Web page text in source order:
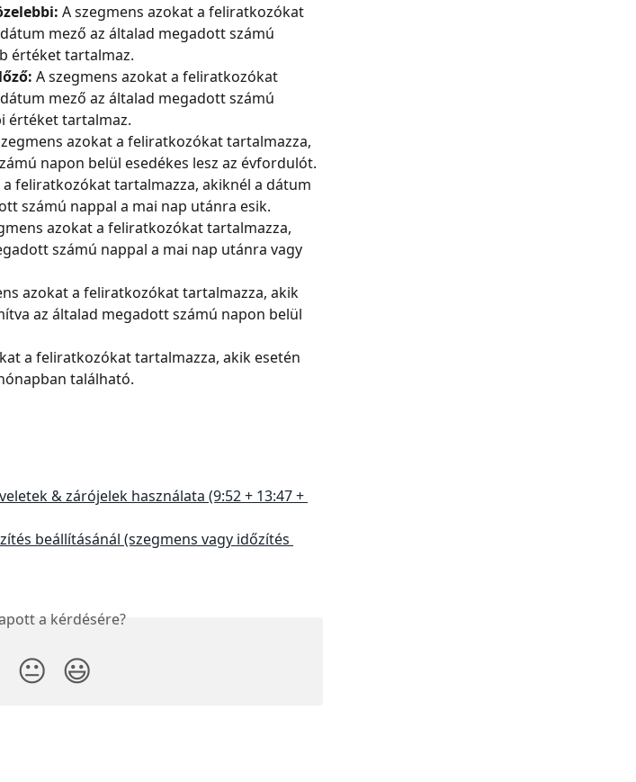
A szegmens azokat a feliratkozókat
mező az általad megadott számú
értéket tartalmaz.
A szegmens azokat a feliratkozókat
mező az általad megadott számú
értéket tartalmaz.
azokat a feliratkozókat tartalmazza,
napon belül esedékes lesz az évfordulót.
a feliratkozókat tartalmazza, akiknél a dátum
számú nappal a mai nap utánra esik.
azokat a feliratkozókat tartalmazza,
számú nappal a mai nap utánra vagy
azokat a feliratkozókat tartalmazza, akik
az általad megadott számú napon belül
a feliratkozókat tartalmazza, akik esetén
található.
& zárójelek használata (9:52 + 13:47 +
beállításánál (szegmens vagy időzítés
a kérdésére?
😐 😃